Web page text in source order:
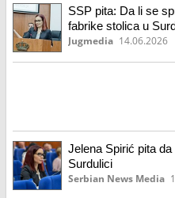
SSP pita: Da li se
fabrike stolica u
Jugmedia 14.06.2026
Jelena Spirić pita
Surdulici
Serbian News Media